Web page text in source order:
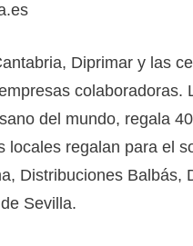
Diprimar y las
del mundo, regala
regalan para el
Distribuciones
Sevilla.